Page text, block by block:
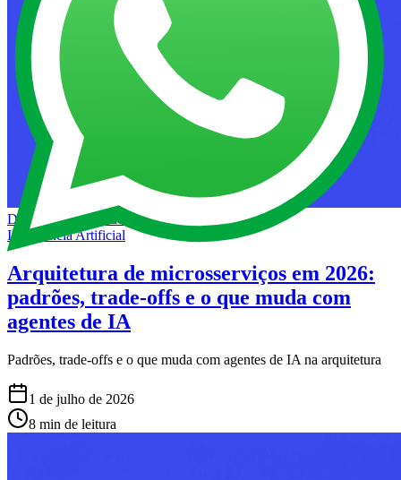
Desenvolvimento de Software
Inteligência Artificial
Arquitetura de microsserviços em 2026:
padrões, trade-offs e o que muda com
agentes de IA
Padrões, trade-offs e o que muda com agentes de IA na arquitetura
1 de julho de 2026
8 min de leitura